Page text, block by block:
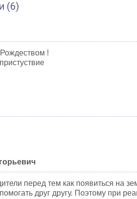
(6)
!
перед тем как появиться на
друг другу. Поэтому при